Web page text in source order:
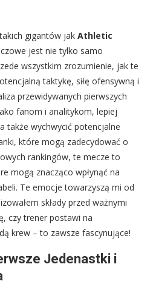
gigantów jak Athletic
jest nie tylko samo
wszystkim zrozumienie, jak te
taktykę, siłę ofensywną i
przewidywanych pierwszych
fanom i analitykom, lepiej
także wychwycić potencjalne
które mogą zadecydować o
rankingów, te mecze to
mogą znacząco wpłynąć na
Te emocje towarzyszą mi od
składy przed ważnymi
czy trener postawi na
krew – to zawsze fascynujące!
Jedenastki i